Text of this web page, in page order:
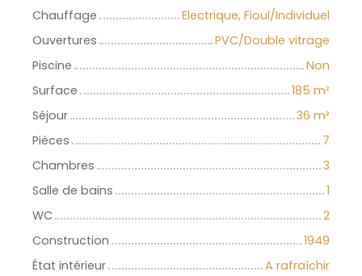
Chauffage
Electrique, Fioul/Individuel
Ouvertures
PVC/Double vitrage
Piscine
Non
Surface
185 m²
Séjour
36 m²
Pièces
7
Chambres
3
Salle de bains
1
WC
2
Construction
1949
État intérieur
A rafraîchir